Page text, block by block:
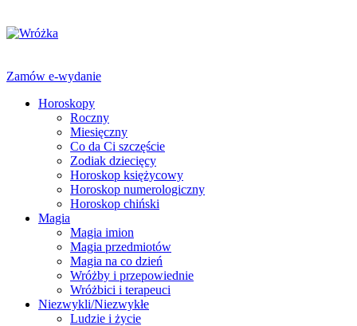
Zamów e-wydanie
Horoskopy
Roczny
Miesięczny
Co da Ci szczęście
Zodiak dziecięcy
Horoskop księżycowy
Horoskop numerologiczny
Horoskop chiński
Magia
Magia imion
Magia przedmiotów
Magia na co dzień
Wróżby i przepowiednie
Wróżbici i terapeuci
Niezwykli/Niezwykłe
Ludzie i życie